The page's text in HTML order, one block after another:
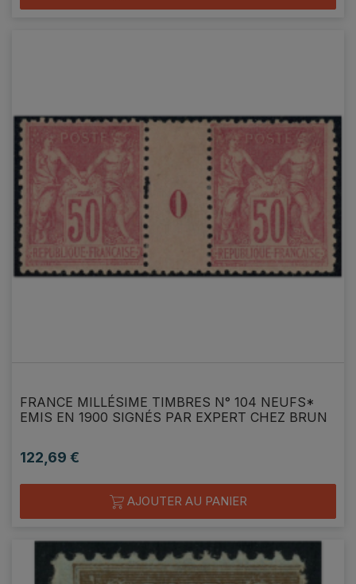
FRANCE MILLÉSIME TIMBRES N° 104 NEUFS*
EMIS EN 1900 SIGNÉS PAR EXPERT CHEZ BRUN
Prix
122,69 €
AJOUTER AU PANIER